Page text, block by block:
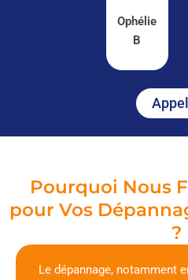
Ophélie
B
Pourquoi Nous
pour Vos
?
Le dépannage, notamment